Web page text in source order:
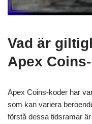
Vad är
Apex
Apex Coins-koder har
som kan variera
förstå dessa tidsramar